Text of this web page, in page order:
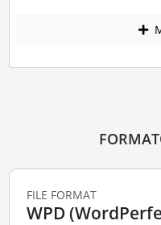
FILE FORMAT
WPD